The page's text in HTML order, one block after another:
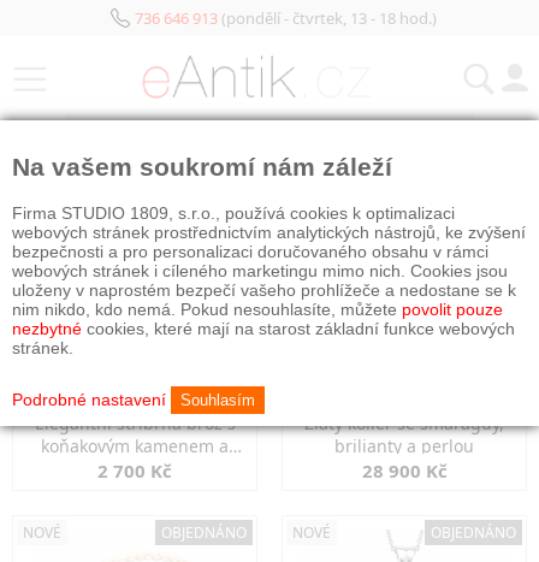
736 646 913(pondělí - čtvrtek, 13 - 18 hod.)
Elegantní stříbrná brož s
koňakovým kamenem a
markazity
2 700 Kč
Zlatý kolier se smaragdy,
brilianty a perlou
28 900 Kč
NOVÉ OBJEDNÁNO NOVÉ OBJEDNÁNO
Na vašem soukromí nám záleží
Firma STUDIO 1809, s.r.o., používá cookies k optimalizaci
webových stránek prostřednictvím analytických nástrojů, ke zvýšení
bezpečnosti a pro personalizaci doručovaného obsahu v rámci
webových stránek i cíleného marketingu mimo nich. Cookies jsou
uloženy v naprostém bezpečí vašeho prohlížeče a nedostane se k
nim nikdo, kdo nemá. Pokud nesouhlasíte, můžete povolit pouze
nezbytné cookies, které mají na starost základní funkce webových
stránek.
Podrobné nastavení Souhlasím